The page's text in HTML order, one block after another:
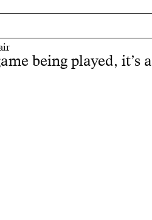
being played, it’s a